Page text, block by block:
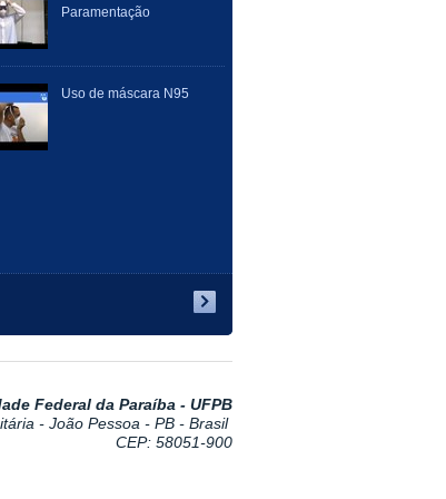
Paramentação
Uso de máscara N95
Federal da Paraíba - UFPB
- João Pessoa - PB - Brasil
CEP: 58051-900